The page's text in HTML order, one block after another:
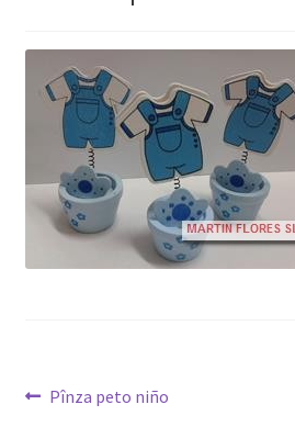
Navegación
Anterior:
Pînza peto niño